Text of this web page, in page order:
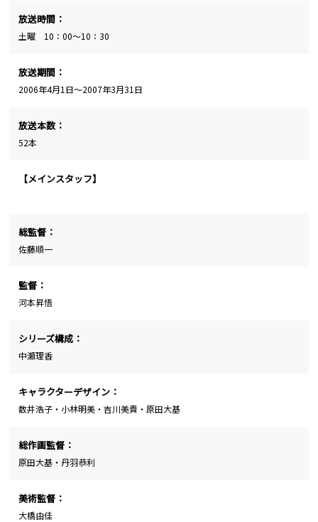
放送時間：
土曜 10：00～10：30
放送期間：
2006年4月1日～2007年3月31日
放送本数：
52本
【メインスタッフ】
総監督：
佐藤順一
監督：
河本昇悟
シリーズ構成：
中瀬理香
キャラクターデザイン：
数井浩子・小林明美・吉川美貴・原田大基
総作画監督：
原田大基・丹羽恭利
美術監督：
大橋由佳